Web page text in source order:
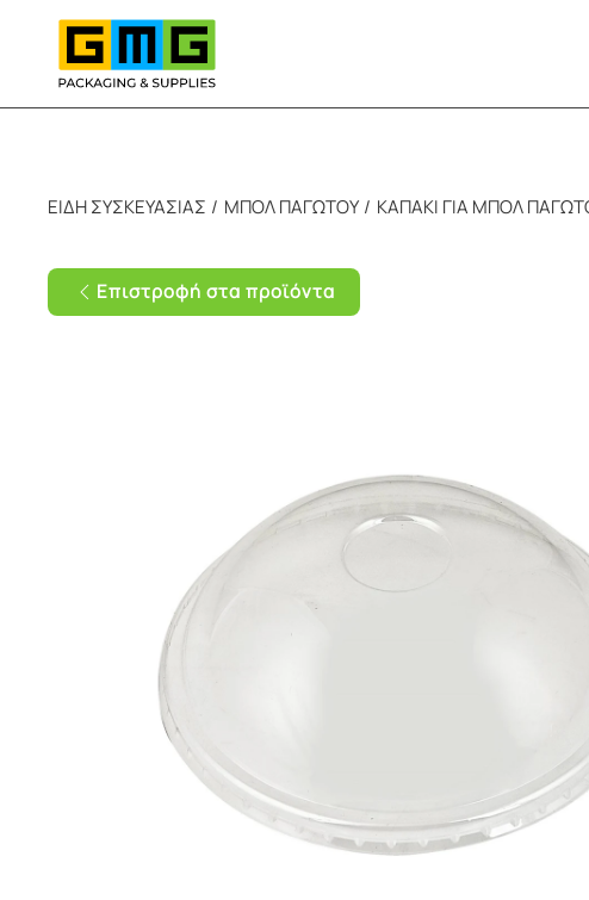
Skip to main content
ΕΙΔΗ ΣΥΣΚΕΥΑΣΙΑΣ ΜΠΟΛ ΠΑΓΩΤΟΥ ΚΑΠΑΚΙ ΓΙΑ ΜΠΟΛ
Επιστροφή στα προϊόντα